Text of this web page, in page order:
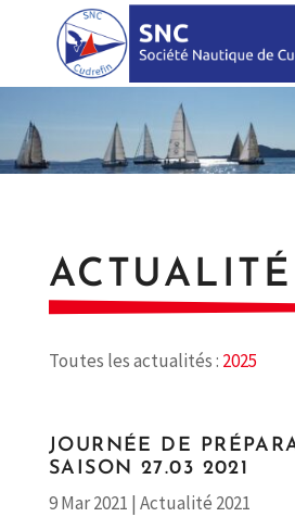
ACTUALITÉ
Toutes les actualités : 2025
JOURNÉE DE
SAISON 27.03 2021
9 Mar 2021 | Actualité 2021